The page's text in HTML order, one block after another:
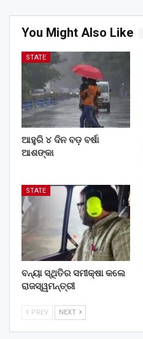
You Might Also Like
STATE
ଆହୁରି ୪ ଦିନ ବଡ଼ ବର୍ଷା
ଆଶଙ୍କା
STATE
ବନ୍ୟା ସ୍ଥିତିର ସମୀକ୍ଷା କଲେ
ରାଜସ୍ୱମନ୍ତ୍ରୀ
PREV NEXT